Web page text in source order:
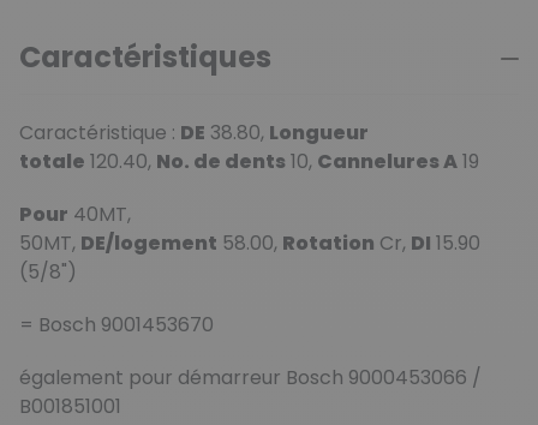
Caractéristiques
Caractéristique : DE 38.80, Longueur
totale 120.40, No. de dents10, Cannelures A19
Pour 40MT,
50MT, DE/logement 58.00, Rotation Cr, DI 15.90
(5/8")
= Bosch 9001453670
également pour démarreur Bosch 9000453066 /
B001851001